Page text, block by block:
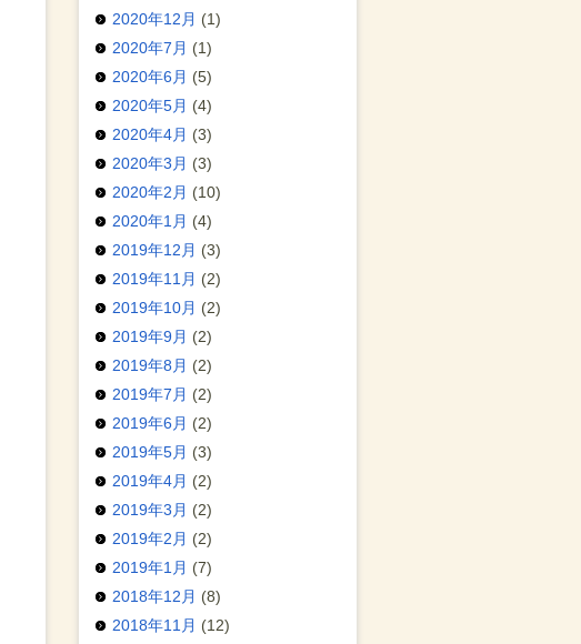
2020年12月 (1)
2020年7月 (1)
2020年6月 (5)
2020年5月 (4)
2020年4月 (3)
2020年3月 (3)
2020年2月 (10)
2020年1月 (4)
2019年12月 (3)
2019年11月 (2)
2019年10月 (2)
2019年9月 (2)
2019年8月 (2)
2019年7月 (2)
2019年6月 (2)
2019年5月 (3)
2019年4月 (2)
2019年3月 (2)
2019年2月 (2)
2019年1月 (7)
2018年12月 (8)
2018年11月 (12)